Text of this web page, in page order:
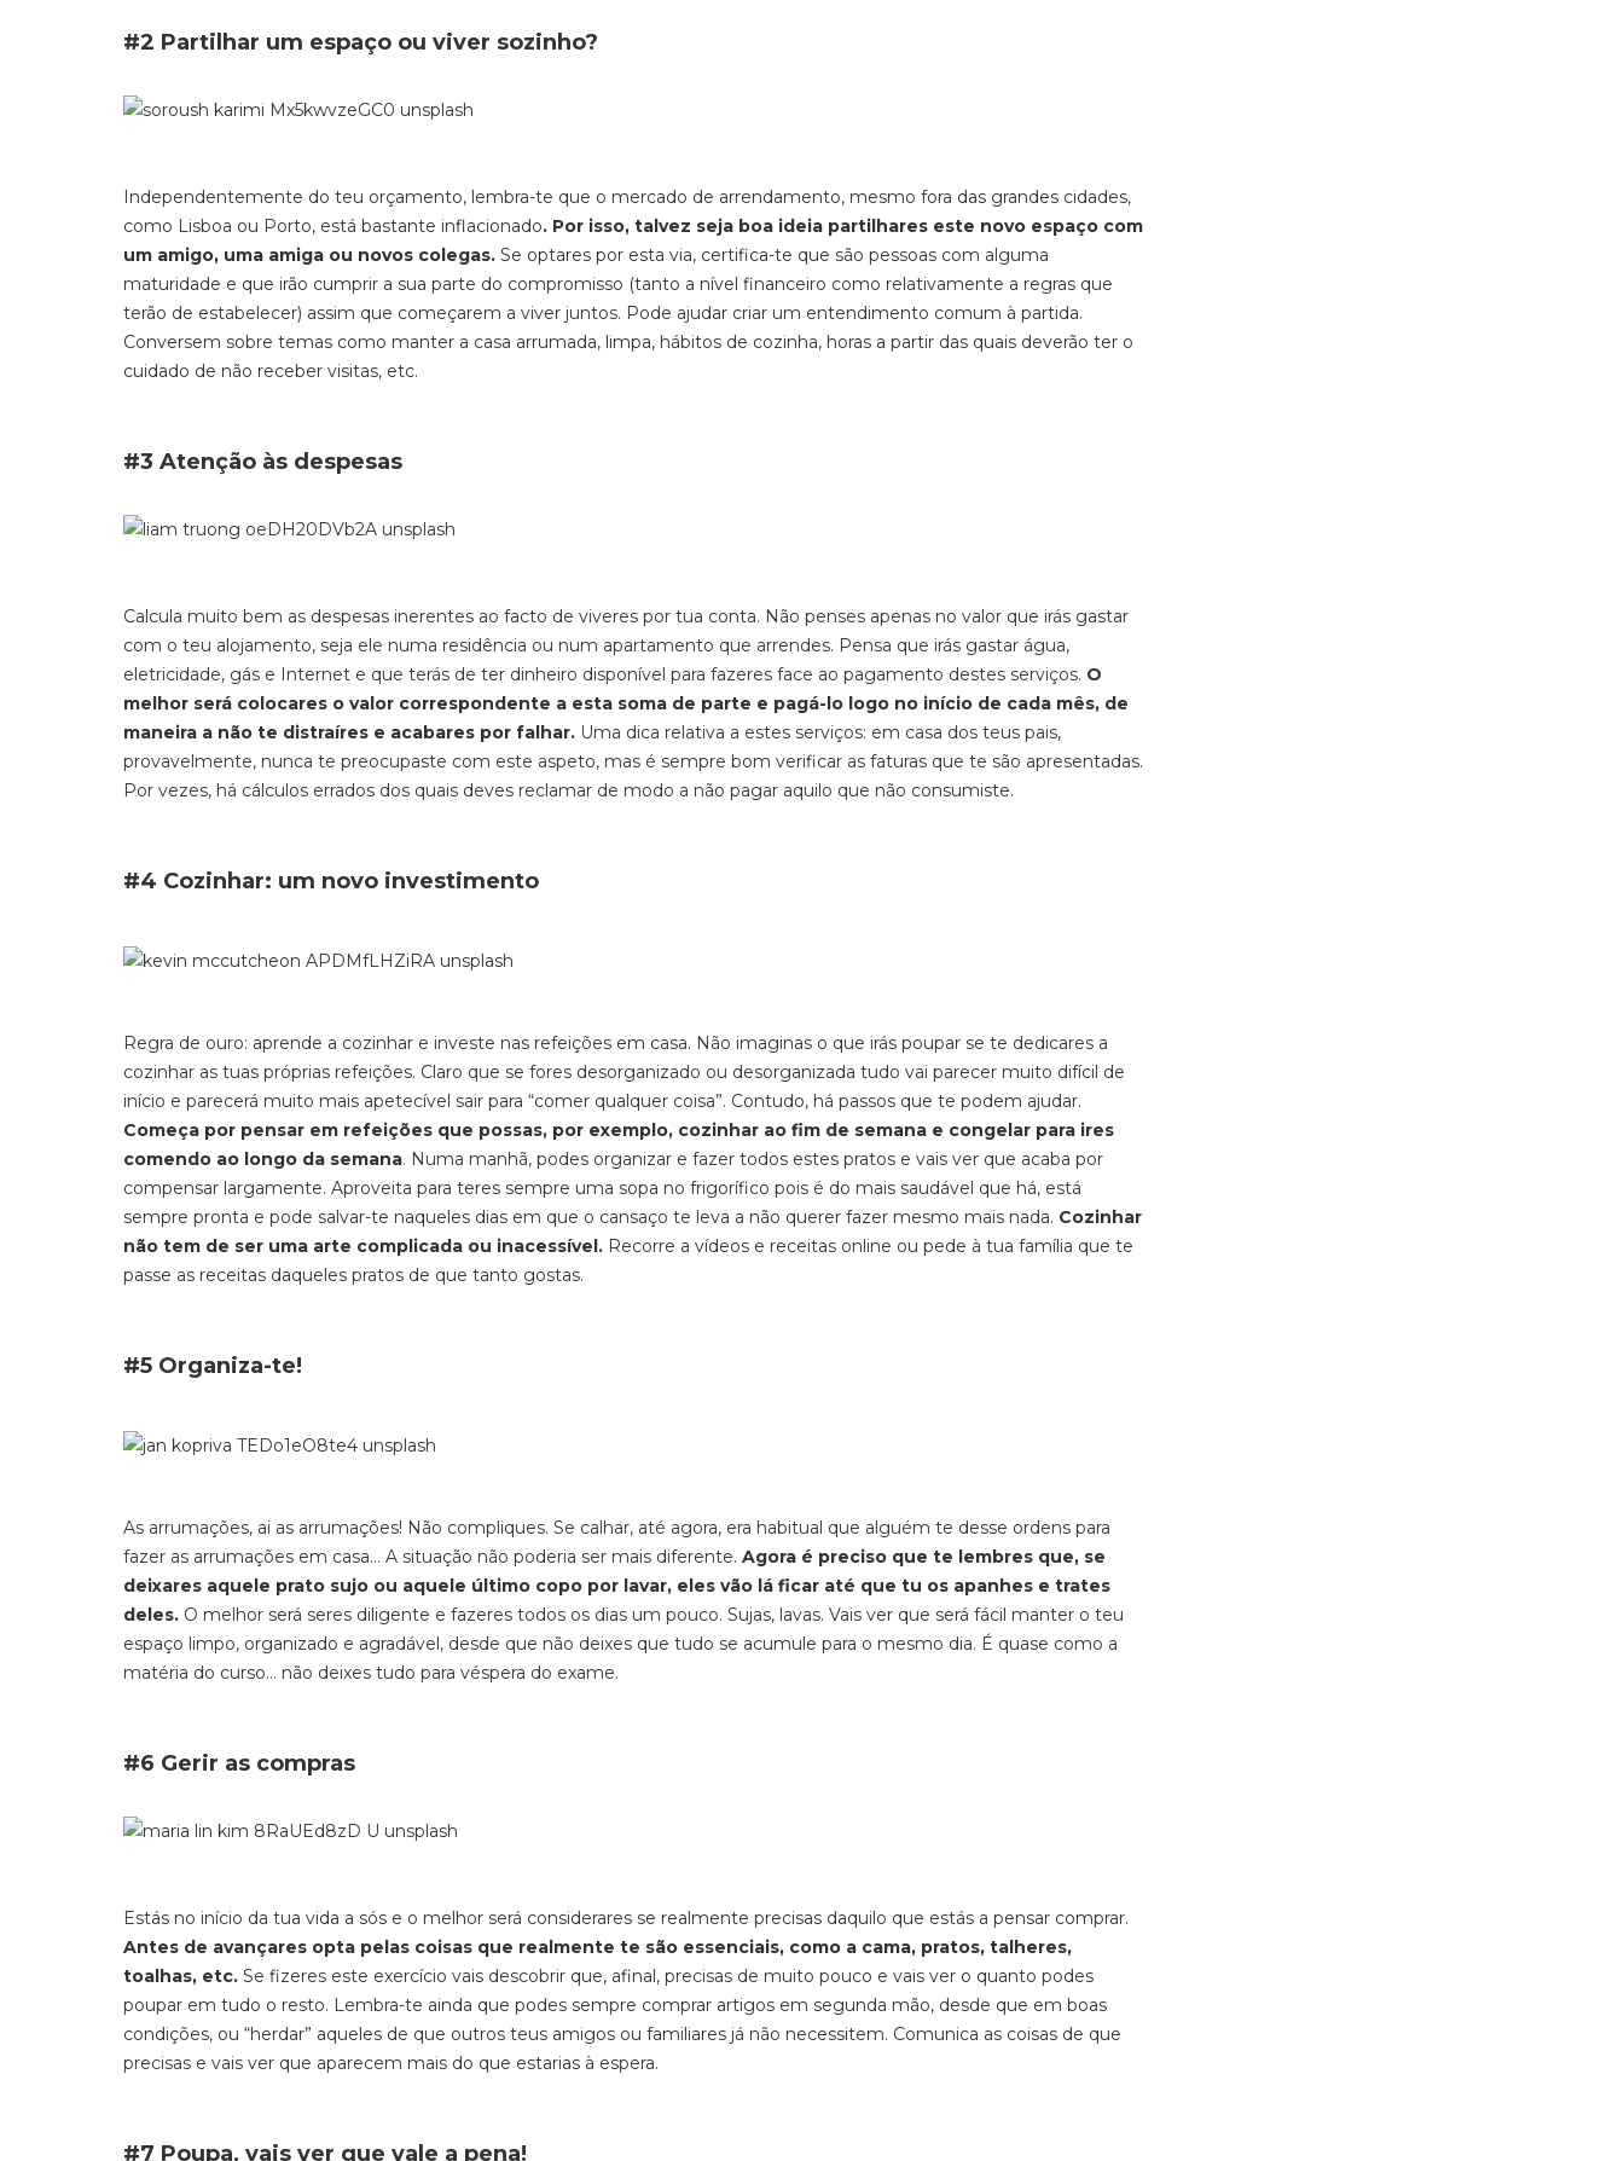
#2 Partilhar um espaço ou viver sozinho?
Independentemente do teu orçamento, lembra-te que o mercado de arrendamento, mesmo fora das grandes cidades,
como Lisboa ou Porto, está bastante inflacionado. Por isso, talvez seja boa ideia partilhares este novo espaço com
um amigo, uma amiga ou novos colegas. Se optares por esta via, certifica-te que são pessoas com alguma
maturidade e que irão cumprir a sua parte do compromisso (tanto a nível financeiro como relativamente a regras que
terão de estabelecer) assim que começarem a viver juntos. Pode ajudar criar um entendimento comum à partida.
Conversem sobre temas como manter a casa arrumada, limpa, hábitos de cozinha, horas a partir das quais deverão ter o
cuidado de não receber visitas, etc.
#3 Atenção às despesas
Calcula muito bem as despesas inerentes ao facto de viveres por tua conta. Não penses apenas no valor que irás gastar
com o teu alojamento, seja ele numa residência ou num apartamento que arrendes. Pensa que irás gastar água,
eletricidade, gás e Internet e que terás de ter dinheiro disponível para fazeres face ao pagamento destes serviços. O
melhor será colocares o valor correspondente a esta soma de parte e pagá-lo logo no início de cada mês, de
maneira a não te distraíres e acabares por falhar. Uma dica relativa a estes serviços: em casa dos teus pais,
provavelmente, nunca te preocupaste com este aspeto, mas é sempre bom verificar as faturas que te são apresentadas.
Por vezes, há cálculos errados dos quais deves reclamar de modo a não pagar aquilo que não consumiste.
#4 Cozinhar: um novo investimento
Regra de ouro: aprende a cozinhar e investe nas refeições em casa. Não imaginas o que irás poupar se te dedicares a
cozinhar as tuas próprias refeições. Claro que se fores desorganizado ou desorganizada tudo vai parecer muito difícil de
início e parecerá muito mais apetecível sair para “comer qualquer coisa”. Contudo, há passos que te podem ajudar.
Começa por pensar em refeições que possas, por exemplo, cozinhar ao fim de semana e congelar para ires
comendo ao longo da semana. Numa manhã, podes organizar e fazer todos estes pratos e vais ver que acaba por
compensar largamente. Aproveita para teres sempre uma sopa no frigorífico pois é do mais saudável que há, está
sempre pronta e pode salvar-te naqueles dias em que o cansaço te leva a não querer fazer mesmo mais nada. Cozinhar
não tem de ser uma arte complicada ou inacessível. Recorre a vídeos e receitas online ou pede à tua família que te
passe as receitas daqueles pratos de que tanto gostas.
#5 Organiza-te!
As arrumações, ai as arrumações! Não compliques. Se calhar, até agora, era habitual que alguém te desse ordens para
fazer as arrumações em casa… A situação não poderia ser mais diferente. Agora é preciso que te lembres que, se
deixares aquele prato sujo ou aquele último copo por lavar, eles vão lá ficar até que tu os apanhes e trates
deles. O melhor será seres diligente e fazeres todos os dias um pouco. Sujas, lavas. Vais ver que será fácil manter o teu
espaço limpo, organizado e agradável, desde que não deixes que tudo se acumule para o mesmo dia. É quase como a
matéria do curso… não deixes tudo para véspera do exame.
#6 Gerir as compras
Estás no início da tua vida a sós e o melhor será considerares se realmente precisas daquilo que estás a pensar comprar.
Antes de avançares opta pelas coisas que realmente te são essenciais, como a cama, pratos, talheres,
toalhas, etc. Se fizeres este exercício vais descobrir que, afinal, precisas de muito pouco e vais ver o quanto podes
poupar em tudo o resto. Lembra-te ainda que podes sempre comprar artigos em segunda mão, desde que em boas
condições, ou “herdar” aqueles de que outros teus amigos ou familiares já não necessitem. Comunica as coisas de que
precisas e vais ver que aparecem mais do que estarias à espera.
#7 Poupa, vais ver que vale a pena!